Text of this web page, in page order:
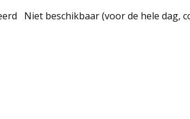
Niet beschikbaar (voor de hele dag,